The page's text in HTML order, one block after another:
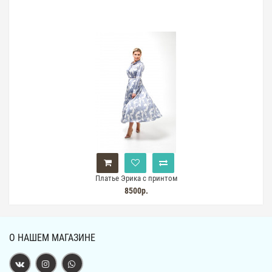
Платье Эрика с принтом
8500р.
О НАШЕМ МАГАЗИНЕ